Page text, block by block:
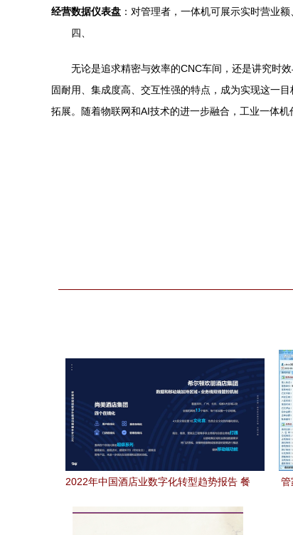
经营数据仪表盘 ：对管理者，一体机可展示实时营业
四、
无论是追求精密与效率的CNC车间，还是讲究时
固耐用、集成度高、交互性强的特点，成为实现这一
拓展。随着物联网和AI技术的进一步融合，工业一体
2022年中国酒店业数字化转型趋势报告 餐
管